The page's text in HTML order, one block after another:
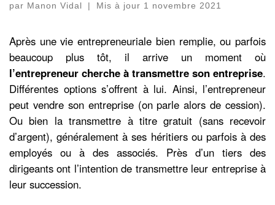
par Manon Vidal | Mis à jour 1 novembre 2021
Après une vie entrepreneuriale bien remplie, ou parfois
beaucoup plus tôt, il arrive un moment où
l’entrepreneur cherche à transmettre son entreprise.
Différentes options s’offrent à lui. Ainsi, l’entrepreneur
peut vendre son entreprise (on parle alors de cession).
Ou bien la transmettre à titre gratuit (sans recevoir
d’argent), généralement à ses héritiers ou parfois à des
employés ou à des associés. Près d’un tiers des
dirigeants ont l’intention de transmettre leur entreprise à
leur succession.